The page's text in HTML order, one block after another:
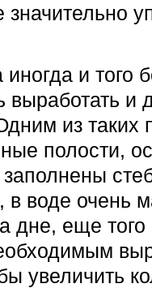
и того
и
из таких
полости,
заполнены
в воде очень
дне, еще
увеличить